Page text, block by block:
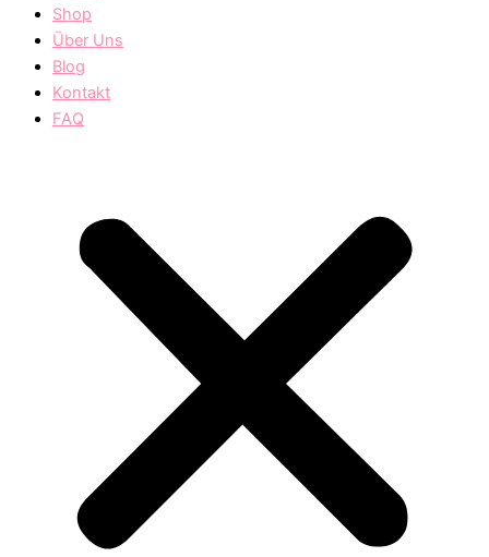
Shop
Über Uns
Blog
Kontakt
FAQ